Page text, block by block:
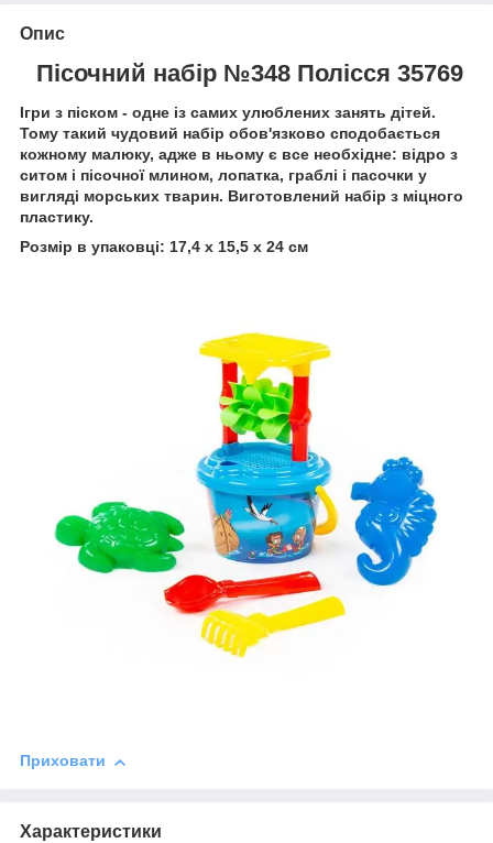
Опис
Пісочний набір №348 Полісся 35769
Ігри з піском - одне із самих улюблених занять дітей.
Тому такий чудовий набір обов'язково сподобається
кожному малюку, адже в ньому є все необхідне: відро з
ситом і пісочної млином, лопатка, граблі і пасочки у
вигляді морських тварин. Виготовлений набір з міцного
пластику.
Розмір в упаковці: 17,4 х 15,5 х 24 см
Приховати
Характеристики